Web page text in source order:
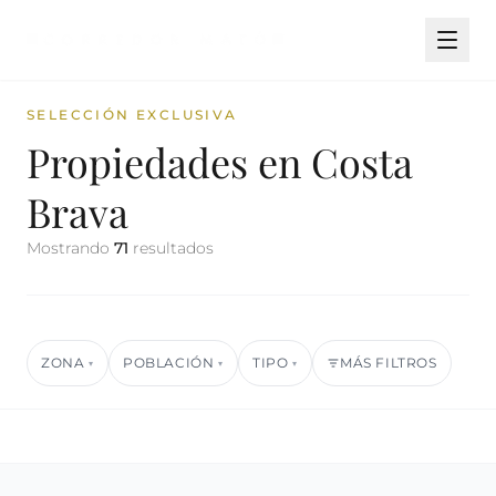
SELECCIÓN EXCLUSIVA
Propiedades en Costa
Brava
Mostrando 71 resultados
ZONA ▾ POBLACIÓN ▾ TIPO ▾ MÁS FILTROS